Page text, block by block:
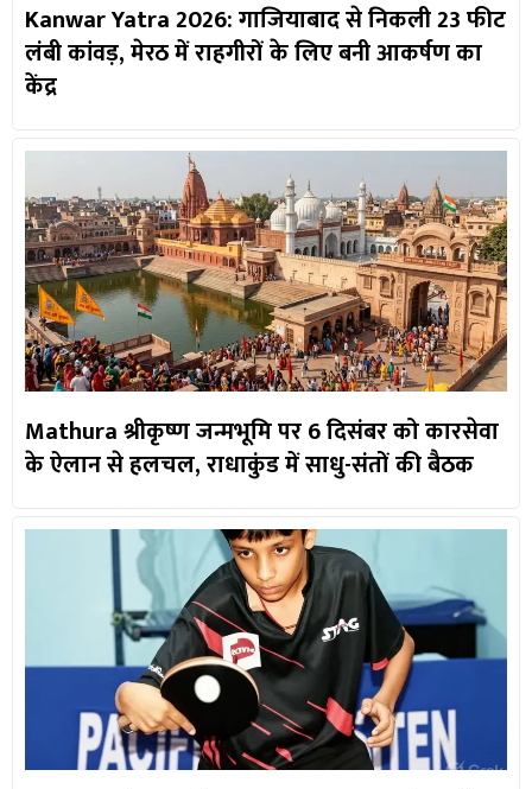
Kanwar Yatra 2026: गाजियाबाद से निकली 23 फीट
लंबी कांवड़, मेरठ में राहगीरों के लिए बनी आकर्षण का
केंद्र
Mathura श्रीकृष्ण जन्मभूमि पर 6 दिसंबर को कारसेवा
के ऐलान से हलचल, राधाकुंड में साधु-संतों की बैठक